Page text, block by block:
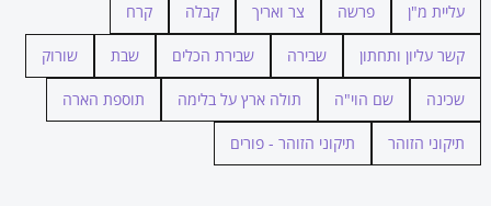
עליית מ"ן פרשה צר ואריך קבלה קרח
קשר עליון ותחתון שבירה שבירת הכלים שבת שורוק
שכינה שם הוי"ה תולה ארץ על בלימה תוספת הארה
תיקוני הזוהר תיקוני הזוהר - פורים